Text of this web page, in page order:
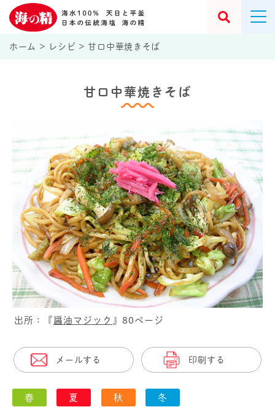
ホーム > レシピ > 甘口中華焼きそば
甘口中華焼きそば
出所：『 醤油マジック 』80ページ
メールする 印刷する
春 夏 秋 冬